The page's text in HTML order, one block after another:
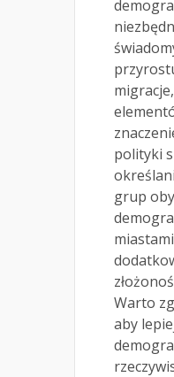
polityki
grup
Warto
aby